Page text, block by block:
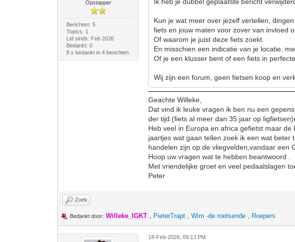
Opstapper
Berichten: 5
Topics: 1
Lid sinds: Feb 2026
Bedankt: 0
8 x bedankt in 4 berichten
Kun je wat meer over jezelf vertellen,
fiets en jouw maten voor zover van invloed
Of waarom je juist deze fiets zoekt.
En misschien een indicatie van je locatie,
Of je een klusser bent of een fiets in
Wij zijn een forum, geen fietsen koop en
Geachte Willeke,
Dat vind ik leuke vragen ik ben nu een
der tijd (fiets al meer dan 35 jaar op
Heb veel in Europa en africa gefietst maar
jaartjes wat gaan tellen zoek ik een wat
handelen zijn op de vliegvelden,vandaar een
Hoop uw vragen wat te hebben beantwoord .
Met vriendelijke groet en veel pedaalslagen
Peter
Zoek
Bedankt door: Willeke_IGKT , PieterTrapt ,Wim -de roetsende , Roepers
18-Feb-2026, 09:13 PM